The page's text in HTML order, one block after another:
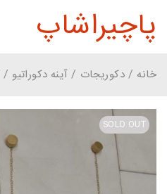
پاچیراشاپ
خانه / دکوریجات / آینه دکوراتیو /
SOLD OUT